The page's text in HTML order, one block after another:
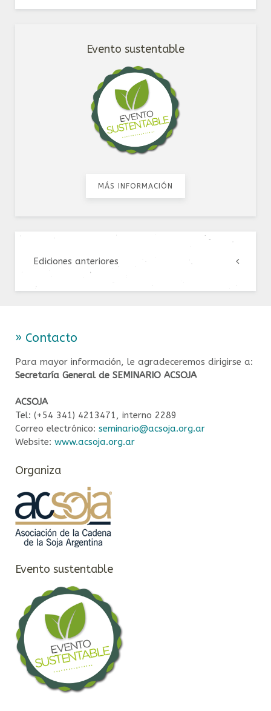
Evento sustentable
MÁS INFORMACIÓN
Ediciones anteriores
» Contacto
Para mayor información, le agradeceremos dirigirse a:
Secretaría General de SEMINARIO ACSOJA
ACSOJA
Tel: (+54 341) 4213471, interno 2289
Correo electrónico: seminario@acsoja.org.ar
Website: www.acsoja.org.ar
Organiza
Evento sustentable